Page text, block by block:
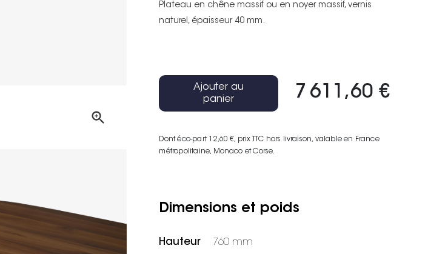
Plateau en chêne massif ou en noyer massif, vernis
naturel, épaisseur 40 mm.
7 611,60 €
Dont éco-part 12,60 €, prix TTC hors livraison, valable en France
métropolitaine, Monaco et Corse.
Ajouter au
panier
Dimensions et poids
Hauteur 760 mm